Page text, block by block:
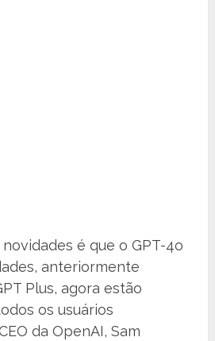
é que o GPT-4o
anteriormente
Plus, agora estão
os usuários
da OpenAI, Sam